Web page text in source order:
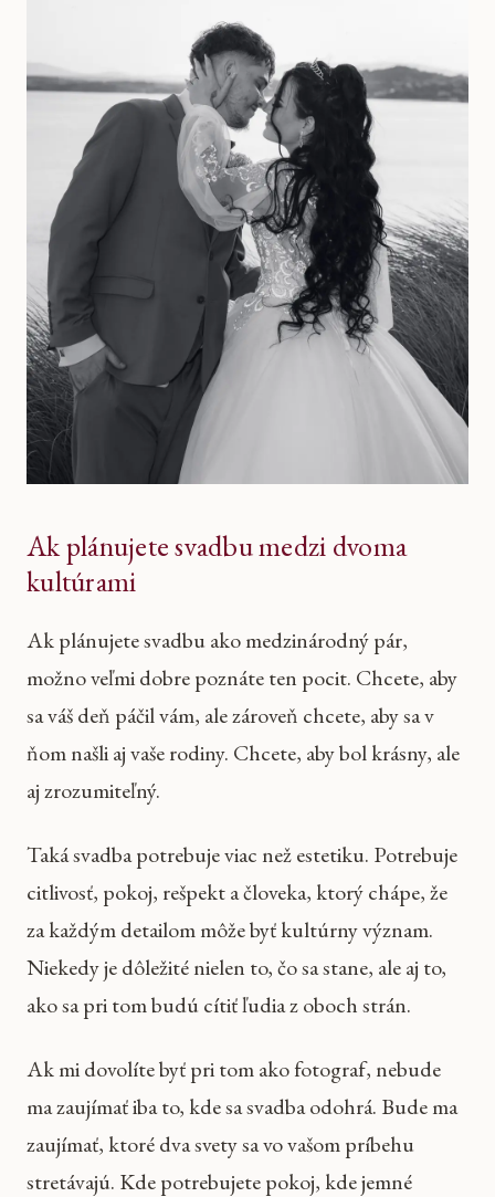
Ak plánujete svadbu medzi dvoma
kultúrami
Ak plánujete svadbu ako medzinárodný pár,
možno veľmi dobre poznáte ten pocit. Chcete, aby
sa váš deň páčil vám, ale zároveň chcete, aby sa v
ňom našli aj vaše rodiny. Chcete, aby bol krásny, ale
aj zrozumiteľný.
Taká svadba potrebuje viac než estetiku. Potrebuje
citlivosť, pokoj, rešpekt a človeka, ktorý chápe, že
za každým detailom môže byť kultúrny význam.
Niekedy je dôležité nielen to, čo sa stane, ale aj to,
ako sa pri tom budú cítiť ľudia z oboch strán.
Ak mi dovolíte byť pri tom ako fotograf, nebude
ma zaujímať iba to, kde sa svadba odohrá. Bude ma
zaujímať, ktoré dva svety sa vo vašom príbehu
stretávajú. Kde potrebujete pokoj, kde jemné